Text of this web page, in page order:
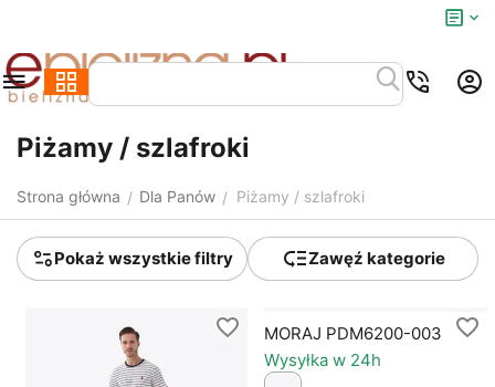
Piżamy / szlafroki
Strona główna / Dla Panów / Piżamy / szlafroki
Pokaż wszystkie filtry Zawęź kategorie
MORAJ PDM6200-003
Wysyłka w 24h